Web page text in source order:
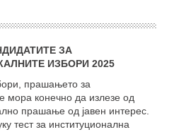
ЗА
ИЗБОРИ 2025
прашањето за
мора конечно да излезе од
прашање од јавен интерес.
тест за институционална